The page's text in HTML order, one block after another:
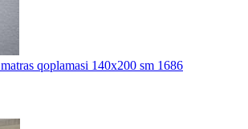
qoplamasi 140x200 sm 1686